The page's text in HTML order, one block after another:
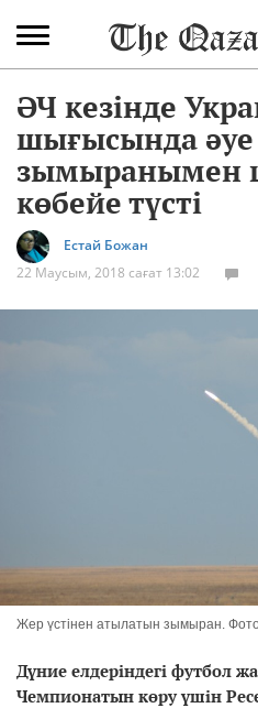
ӘЧ кезінде
шығысында әуе
зымыранымен
көбейе түсті
Естай Божан
22 Маусым, 2018 сағат 13:02
Жер үстінен атылатын зымыран.
Дүние елдеріндегі футбол
Чемпионатын көру үшін